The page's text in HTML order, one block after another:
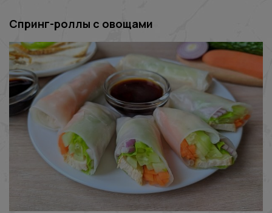
Спринг-роллы с овощами